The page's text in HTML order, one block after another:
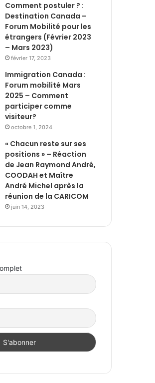
Comment postuler ? :
Destination Canada –
Forum Mobilité pour les
étrangers (Février 2023
– Mars 2023)
février 17, 2023
Immigration Canada :
Forum mobilité Mars
2025 – Comment
participer comme
visiteur?
octobre 1, 2024
« Chacun reste sur ses
positions » – Réaction
de Jean Raymond André,
COODAH et Maître
André Michel après la
réunion de la CARICOM
juin 14, 2023